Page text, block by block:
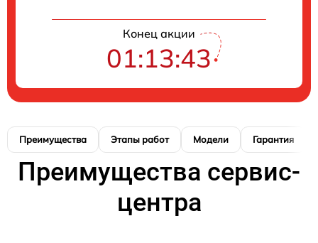
Конец акции
01:13:42
Преимущества Этапы работ Модели Гарантия
Преимущества сервис-
центра